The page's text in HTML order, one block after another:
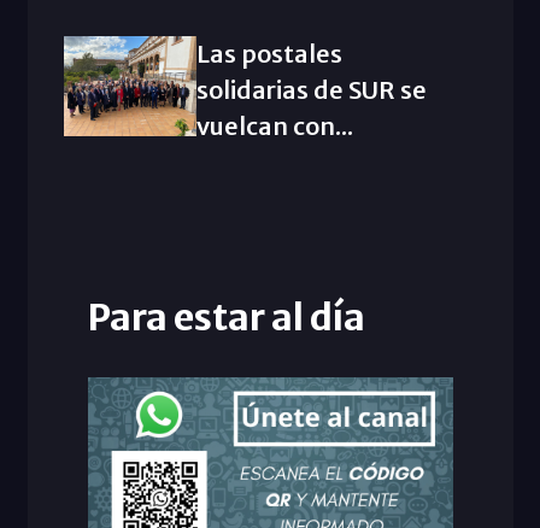
Las postales
solidarias de SUR se
vuelcan con...
Para estar al día